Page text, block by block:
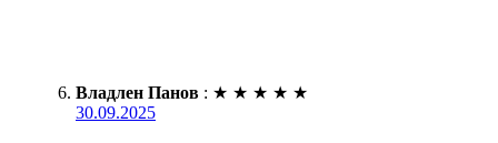
Владлен Панов : ★ ★ ★ ★ ★
30.09.2025